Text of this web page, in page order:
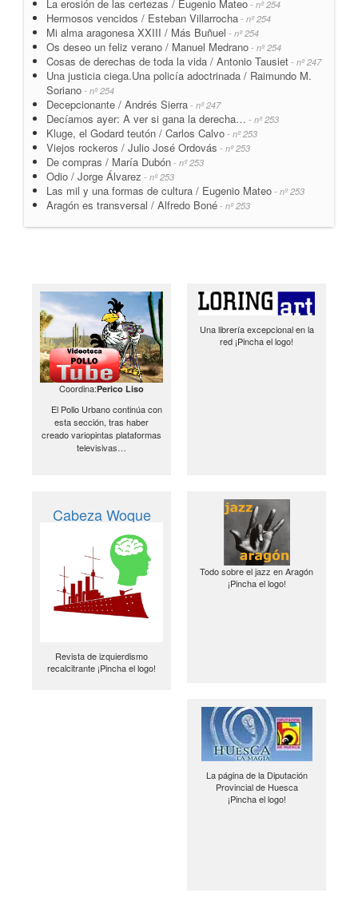
La erosión de las certezas / Eugenio Mateo - nº 254
Hermosos vencidos / Esteban Villarrocha - nº 254
Mi alma aragonesa XXIII / Más Buñuel - nº 254
Os deseo un feliz verano / Manuel Medrano - nº 254
Cosas de derechas de toda la vida / Antonio Tausiet - nº 247
Una justicia ciega.Una policía adoctrinada / Raimundo M.
Soriano - nº 254
Decepcionante / Andrés Sierra - nº 247
Decíamos ayer: A ver si gana la derecha… - nº 253
Kluge, el Godard teutón / Carlos Calvo - nº 253
Viejos rockeros / Julio José Ordovás - nº 253
De compras / María Dubón - nº 253
Odio / Jorge Álvarez - nº 253
Las mil y una formas de cultura / Eugenio Mateo - nº 253
Aragón es transversal / Alfredo Boné - nº 253
Coordina:Perico Liso
El Pollo Urbano continúa con
esta sección, tras haber
creado variopintas plataformas
televisivas…
Una librería excepcional en la
red ¡Pincha el logo!
Cabeza Woque
Revista de izquierdismo
recalcitrante ¡Pincha el logo!
Todo sobre el jazz en Aragón
¡Pincha el logo!
La página de la Diputación
Provincial de Huesca
¡Pincha el logo!